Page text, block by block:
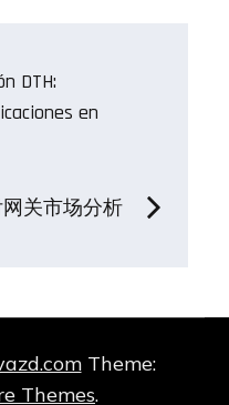
DTH:
en
关市场分析
Theme:
Themes.